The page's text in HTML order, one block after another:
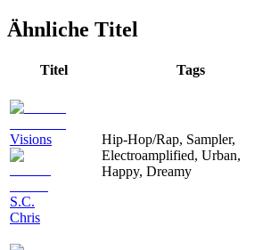
Ähnliche Titel
Titel Tags
Visions
S.C.
Chris
Hip-Hop/Rap, Sampler,
Electroamplified, Urban,
Happy, Dreamy